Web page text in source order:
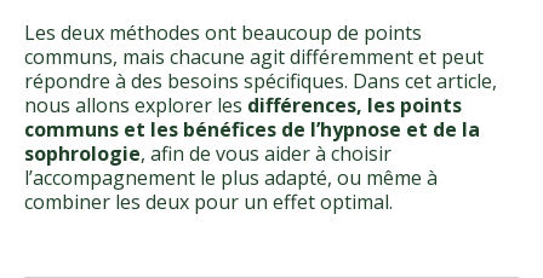
Les deux méthodes ont beaucoup de points
communs, mais chacune agit différemment et peut
répondre à des besoins spécifiques. Dans cet article,
nous allons explorer les différences, les points
communs et les bénéfices de l’hypnose et de la
sophrologie, afin de vous aider à choisir
l’accompagnement le plus adapté, ou même à
combiner les deux pour un effet optimal.